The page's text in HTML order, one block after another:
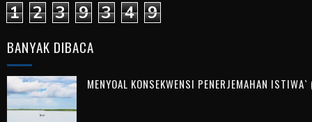
1 2 3 9 3 4 9
BANYAK DIBACA
MENYOAL KONSEKWENSI PENERJEMAHAN